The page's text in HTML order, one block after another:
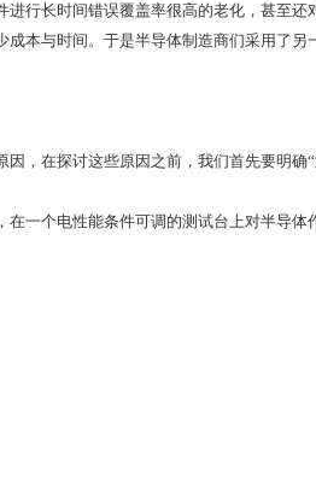
行长时间错误覆盖率很高的老化，甚至还
本与时间。于是半导体制造商们采用了另
，在探讨这些原因之前，我们首先要明确
一个电性能条件可调的测试台上对半导体